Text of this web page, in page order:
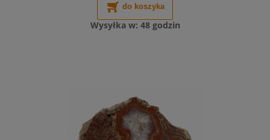
do koszyka
Wysyłka w: 48 godzin